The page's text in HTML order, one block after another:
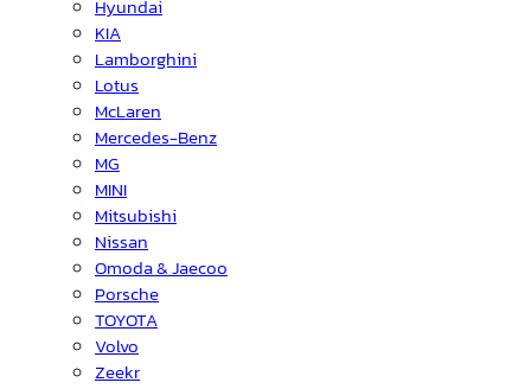
Hyundai
KIA
Lamborghini
Lotus
McLaren
Mercedes-Benz
MG
MINI
Mitsubishi
Nissan
Omoda & Jaecoo
Porsche
TOYOTA
Volvo
Zeekr